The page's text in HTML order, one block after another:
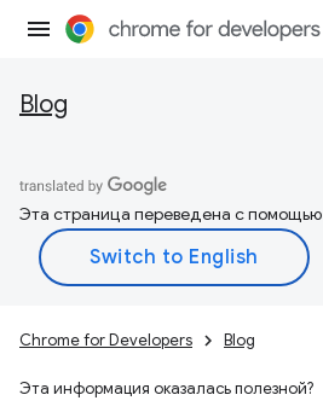
Blog
Эта страница переведена с помощью
Chrome for Developers Blog
Эта информация оказалась полезной?